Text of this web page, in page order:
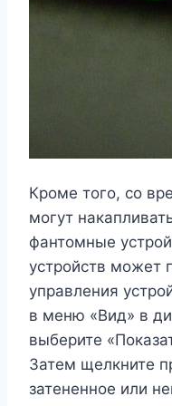
Кроме того, со
могут
фантомные
устройств может
управления
в меню «Вид» в
выберите
Затем щелкните
затененное или